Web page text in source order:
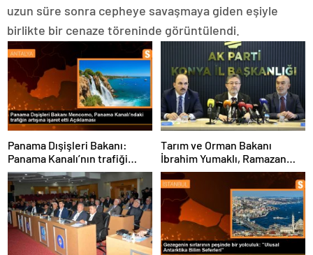
uzun süre sonra cepheye savaşmaya giden eşiyle
birlikte bir cenaze töreninde görüntülendi.
Panama Dışişleri Bakanı:
Panama Kanalı’nın trafiği
artıyor
Tarım ve Orman Bakanı
İbrahim Yumaklı, Ramazan
denetimlerini
sıklaştırdıklarını açıkladı